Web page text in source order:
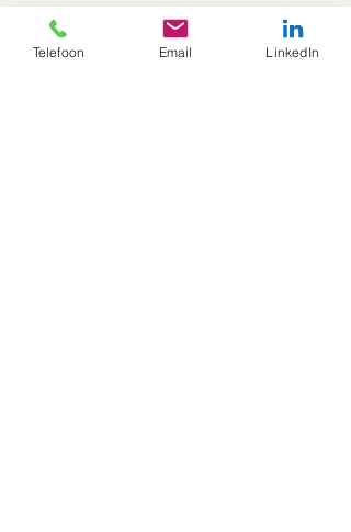
Conclusion
La gestion de flotte restera un élément
Telefoon Email LinkedIn